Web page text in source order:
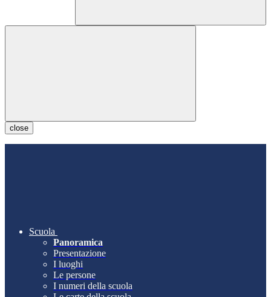
close
Scuola
Panoramica
Presentazione
I luoghi
Le persone
I numeri della scuola